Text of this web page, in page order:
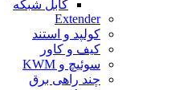
کابل شبکه
Extender
کولپد و استند
کیف و کاور
سوئیچ و KWM
چند راهی برق